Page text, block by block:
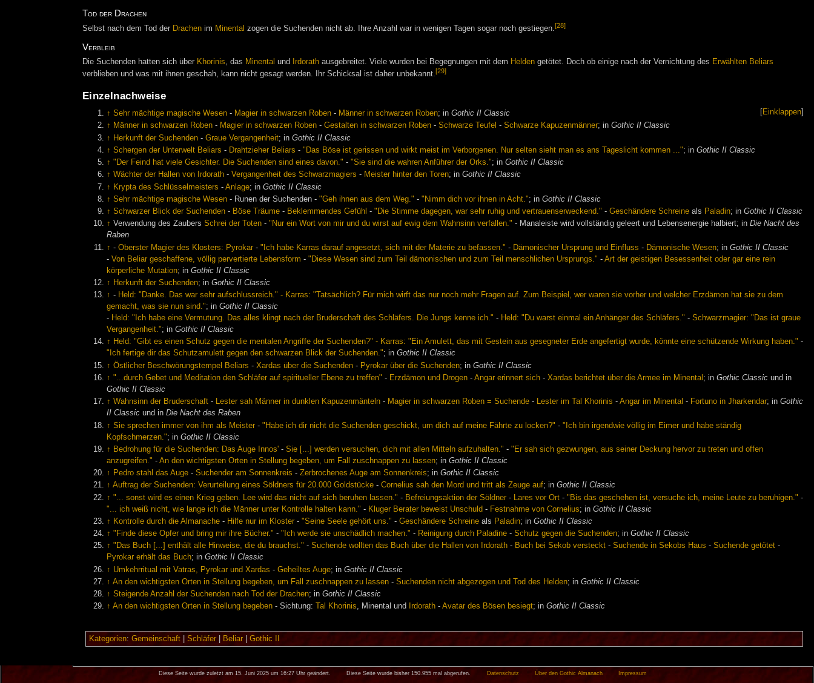
Tod der Drachen
Selbst nach dem Tod der Drachenim Minental zogen die Suchenden nicht ab. Ihre Anzahl war in wenigen Tagen sogar noch gestiegen.[28]
Verbleib
Die Suchenden hatten sich über Khorinis, das Minental und Irdorathausgebreitet. Viele wurden bei Begegnungen mit dem Heldengetötet. Doch ob einige nach der Vernichtung des Erwählten Beliars
verblieben und was mit ihnen geschah, kann nicht gesagt werden. Ihr Schicksal ist daher unbekannt.[29]
Einzelnachweise
Einklappen
↑ Sehr mächtige magische Wesen - Magier in schwarzen Roben - Männer in schwarzen Roben; inGothic II Classic
↑ Männer in schwarzen Roben - Magier in schwarzen Roben -Gestalten in schwarzen Roben -Schwarze Teufel -Schwarze Kapuzenmänner; inGothic II Classic
↑ Herkunft der Suchenden -Graue Vergangenheit; inGothic II Classic
↑ Schergen der Unterwelt Beliars - Drahtzieher Beliars -"Das Böse ist gerissen und wirkt meist im Verborgenen. Nur selten sieht man es ans Tageslicht kommen ..."; inGothic II Classic
↑ "Der Feind hat viele Gesichter. Die Suchenden sind eines davon." -"Sie sind die wahren Anführer der Orks."; inGothic II Classic
↑ Wächter der Hallen von Irdorath -Vergangenheit des Schwarzmagiers - Meister hinter den Toren; inGothic II Classic
↑ Krypta des Schlüsselmeisters -Anlage; inGothic II Classic
↑ Sehr mächtige magische Wesen - Runen der Suchenden -"Geh ihnen aus dem Weg." -"Nimm dich vor ihnen in Acht."; inGothic II Classic
↑ Schwarzer Blick der Suchenden - Böse Träume - Beklemmendes Gefühl -"Die Stimme dagegen, war sehr ruhig und vertrauenserweckend." -Geschändere Schreine als Paladin; inGothic II Classic
↑ Verwendung des ZaubersSchrei der Toten -"Nur ein Wort von mir und du wirst auf ewig dem Wahnsinn verfallen." - Manaleiste wird vollständig geleert und Lebensenergie halbiert; inDie Nacht des
Raben
↑ -Oberster Magier des Klosters: Pyrokar -"Ich habe Karras darauf angesetzt, sich mit der Materie zu befassen." - Dämonischer Ursprung und Einfluss - Dämonische Wesen; inGothic II Classic
-Von Beliar geschaffene, völlig pervertierte Lebensform -"Diese Wesen sind zum Teil dämonischen und zum Teil menschlichen Ursprungs." -Art der geistigen Besessenheit oder gar eine rein
körperliche Mutation; inGothic II Classic
↑ Herkunft der Suchenden; inGothic II Classic
↑ - Held: "Danke. Das war sehr aufschlussreich." - Karras: "Tatsächlich? Für mich wirft das nur noch mehr Fragen auf. Zum Beispiel, wer waren sie vorher und welcher Erzdämon hat sie zu dem
gemacht, was sie nun sind."; inGothic II Classic
- Held: "Ich habe eine Vermutung. Das alles klingt nach der Bruderschaft des Schläfers. Die Jungs kenne ich." - Held: "Du warst einmal ein Anhänger des Schläfers." -Schwarzmagier: "Das ist graue
Vergangenheit."; inGothic II Classic
↑ Held: "Gibt es einen Schutz gegen die mentalen Angriffe der Suchenden?" - Karras: "Ein Amulett, das mit Gestein aus gesegneter Erde angefertigt wurde, könnte eine schützende Wirkung haben." -
"Ich fertige dir das Schutzamulett gegen den schwarzen Blick der Suchenden."; inGothic II Classic
↑ Östlicher Beschwörungstempel Beliars -Xardas über die Suchenden - Pyrokar über die Suchenden; inGothic II Classic
↑ "...durch Gebet und Meditation den Schläfer auf spiritueller Ebene zu treffen" - Erzdämon und Drogen -Angar erinnert sich -Xardas berichtet über die Armee im Minental ; inGothic Classic und in
Gothic II Classic
↑ Wahnsinn der Bruderschaft - Lester sah Männer in dunklen Kapuzenmänteln - Magier in schwarzen Roben = Suchende - Lester im Tal Khorinis -Angar im Minental - Fortuno in Jharkendar; inGothic
II Classic und inDie Nacht des Raben
↑ Sie sprechen immer von ihm als Meister -"Habe ich dir nicht die Suchenden geschickt, um dich auf meine Fährte zu locken?" -"Ich bin irgendwie völlig im Eimer und habe ständig
Kopfschmerzen."; inGothic II Classic
↑ Bedrohung für die Suchenden: Das Auge Innos' -Sie [...] werden versuchen, dich mit allen Mitteln aufzuhalten." -"Er sah sich gezwungen, aus seiner Deckung hervor zu treten und offen
anzugreifen." -An den wichtigsten Orten in Stellung begeben, um Fall zuschnappen zu lassen; inGothic II Classic
↑ Pedro stahl das Auge -Suchender am Sonnenkreis -Zerbrochenes Auge am Sonnenkreis; inGothic II Classic
↑ Auftrag der Suchenden: Verurteilung eines Söldners für 20.000 Goldstücke -Cornelius sah den Mord und tritt als Zeuge auf; inGothic II Classic
↑ "... sonst wird es einen Krieg geben. Lee wird das nicht auf sich beruhen lassen." - Befreiungsaktion der Söldner - Lares vor Ort -"Bis das geschehen ist, versuche ich, meine Leute zu beruhigen." -
"... ich weiß nicht, wie lange ich die Männer unter Kontrolle halten kann." - Kluger Berater beweist Unschuld - Festnahme von Cornelius; inGothic II Classic
↑ Kontrolle durch die Almanache - Hilfe nur im Kloster -"Seine Seele gehört uns." -Geschändere Schreine als Paladin; inGothic II Classic
↑ "Finde diese Opfer und bring mir ihre Bücher." -"Ich werde sie unschädlich machen." - Reinigung durch Paladine -Schutz gegen die Suchenden; inGothic II Classic
↑ "Das Buch [...] enthält alle Hinweise, die du brauchst." -Suchende wollten das Buch über die Hallen von Irdorath - Buch bei Sekob versteckt -Suchende in Sekobs Haus -Suchende getötet -
Pyrokar erhält das Buch; inGothic II Classic
↑ Umkehrritual mit Vatras, Pyrokar und Xardas -Geheiltes Auge; inGothic II Classic
↑ An den wichtigsten Orten in Stellung begeben, um Fall zuschnappen zu lassen -Suchenden nicht abgezogen und Tod des Helden; inGothic II Classic
↑ Steigende Anzahl der Suchenden nach Tod der Drachen; inGothic II Classic
↑ An den wichtigsten Orten in Stellung begeben - Sichtung: Tal Khorinis, Minental und Irdorath -Avatar des Bösen besiegt; inGothic II Classic
Kategorien: Gemeinschaft| Schläfer| Beliar| Gothic II
Diese Seite wurde zuletzt am 15. Juni 2025 um 16:27 Uhr geändert. Diese Seite wurde bisher 150.955 mal abgerufen. Datenschutz Über den Gothic Almanach Impressum